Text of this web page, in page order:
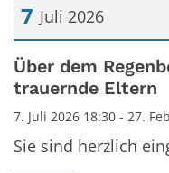
7 Juli 2026
Datum: 7. Juli 2026
Über dem
trauernde Eltern
7. Juli 2026 18:30 - 27.
Sie sind herzlich